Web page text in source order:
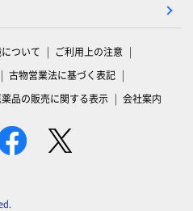
ついて
ご利用上の注意
古物営業法に基づく表記
薬品の販売に関する表示 会社案内